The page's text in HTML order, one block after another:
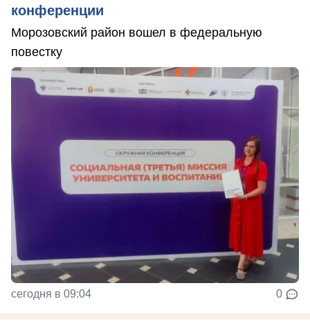
конференции
Морозовский район вошел в федеральную
повестку
сегодня в 09:04 0